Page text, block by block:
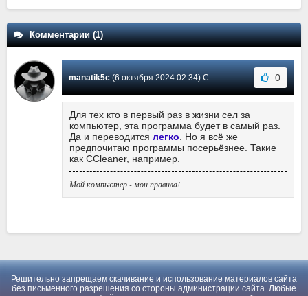
Комментарии (1)
manatik5c(6 октября 2024 02:34) Сообщение #1 0
Для тех кто в первый раз в жизни сел за
компьютер, эта программа будет в самый раз.
Да и переводится легко . Но я всё же
предпочитаю программы посерьёзнее. Такие
как CCleaner, например.
Мой компьютер - мои правила!
Решительно запрещаем скачивание и использование материалов сайта
без письменного разрешения со стороны администрации сайта. Любые